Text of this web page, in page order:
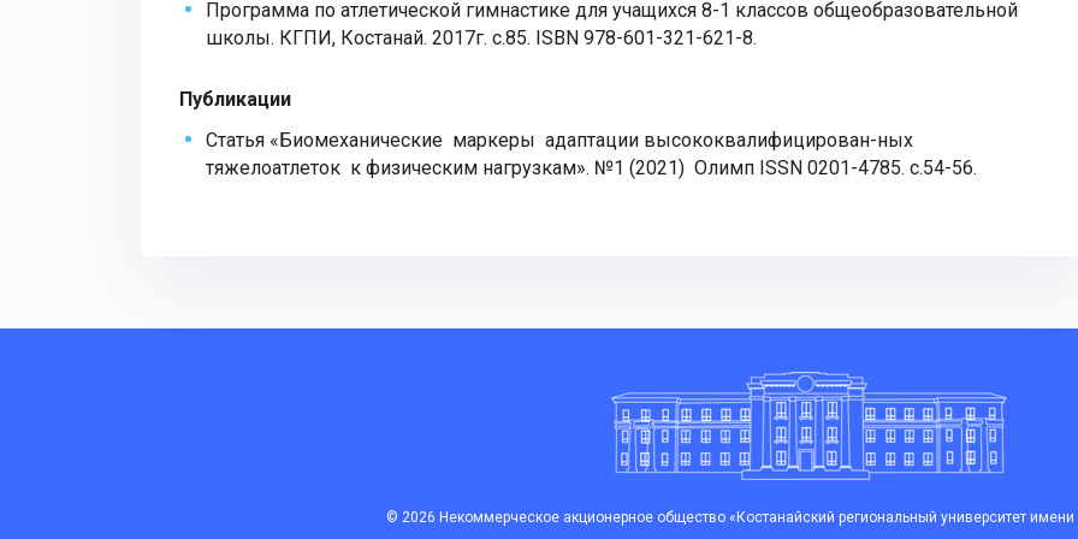
Программа по атлетической гимнастике для учащихся 8-1 классов общеобразовательной
школы. КГПИ, Костанай. 2017г. с.85. ISBN 978-601-321-621-8.
Публикации
Статья «Биомеханические маркеры адаптации высококвалифицирован-ных
тяжелоатлеток к физическим нагрузкам». №1 (2021) Олимп ISSN 0201-4785. c.54-56.
© 2026 Некоммерческое акционерное общество «Костанайский региональный университет